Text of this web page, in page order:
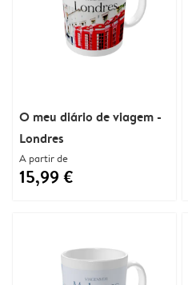
O meu diário de viagem -
Londres
A partir de
15,99 €